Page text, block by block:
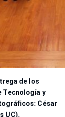
de los
Tecnología y
César
UC).